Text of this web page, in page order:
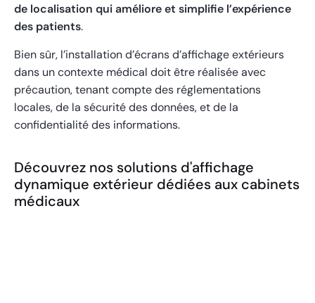
de localisation qui améliore et simplifie l’expérience
des patients.
Bien sûr, l’installation d’écrans d’affichage extérieurs
dans un contexte médical doit être réalisée avec
précaution, tenant compte des réglementations
locales, de la sécurité des données, et de la
confidentialité des informations.
Découvrez nos solutions d'affichage
dynamique extérieur dédiées aux cabinets
médicaux